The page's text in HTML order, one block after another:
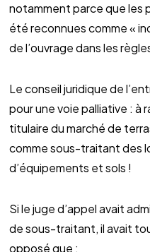
notamment parce que les
été reconnues comme «
de l’ouvrage dans les
Le conseil juridique de
pour une voie palliative : à
titulaire du marché de
comme sous-traitant des
d’équipements et sols !
Si le juge d’appel avait
de sous-traitant, il avait
opposé que :